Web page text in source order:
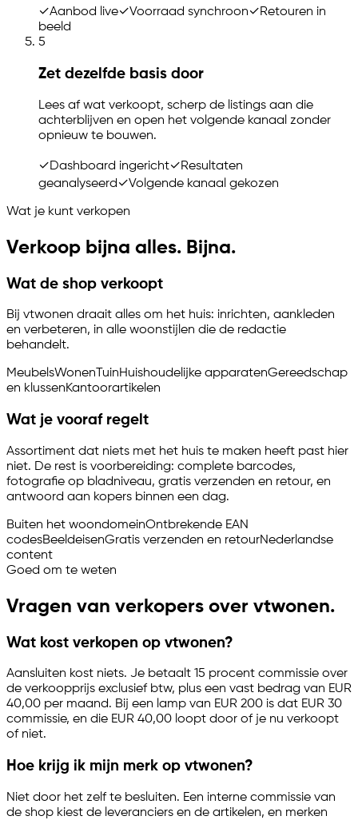
✓Aanbod live✓Voorraad synchroon✓Retouren in
beeld
5
Zet dezelfde basis door
Lees af wat verkoopt, scherp de listings aan die
achterblijven en open het volgende kanaal zonder
opnieuw te bouwen.
✓Dashboard ingericht✓Resultaten
geanalyseerd ✓Volgende kanaal gekozen
Wat je kunt verkopen
Verkoop bijna alles. Bijna.
Wat de shop verkoopt
Bij vtwonen draait alles om het huis: inrichten, aankleden
en verbeteren, in alle woonstijlen die de redactie
behandelt.
MeubelsWonen TuinHuishoudelijke apparatenGereedschap
en klussenKantoorartikelen
Wat je vooraf regelt
Assortiment dat niets met het huis te maken heeft past hier
niet. De rest is voorbereiding: complete barcodes,
fotografie op bladniveau, gratis verzenden en retour, en
antwoord aan kopers binnen een dag.
Buiten het woondomeinOntbrekende EAN
codesBeeldeisenGratis verzenden en retourNederlandse
content
Goed om te weten
Vragen van verkopers over vtwonen.
Wat kost verkopen op vtwonen?
Aansluiten kost niets. Je betaalt 15 procent commissie over
de verkoopprijs exclusief btw, plus een vast bedrag van EUR
40,00 per maand. Bij een lamp van EUR 200 is dat EUR 30
commissie, en die EUR 40,00 loopt door of je nu verkoopt
of niet.
Hoe krijg ik mijn merk op vtwonen?
Niet door het zelf te besluiten. Een interne commissie van
de shop kiest de leveranciers en de artikelen, en merken